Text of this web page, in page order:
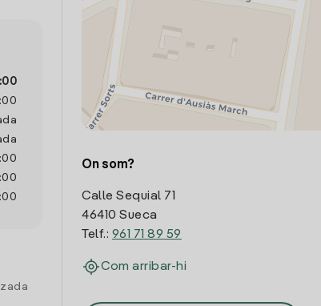
On som?
Calle Sequial 71
46410 Sueca
Telf.: 961 71 89 59
Com arribar-hi